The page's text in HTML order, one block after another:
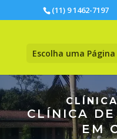
(11) 9 1462-7197
Escolha uma Página
CLÍNICA
EM